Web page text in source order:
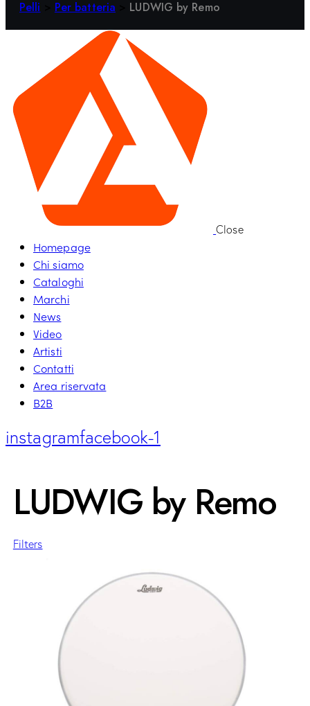
Pelli Per batteria LUDWIG by Remo
Close
Homepage
Chi siamo
Cataloghi
Marchi
News
Video
Artisti
Contatti
Area riservata
B2B
instagramfacebook-1
LUDWIG by Remo
Filters